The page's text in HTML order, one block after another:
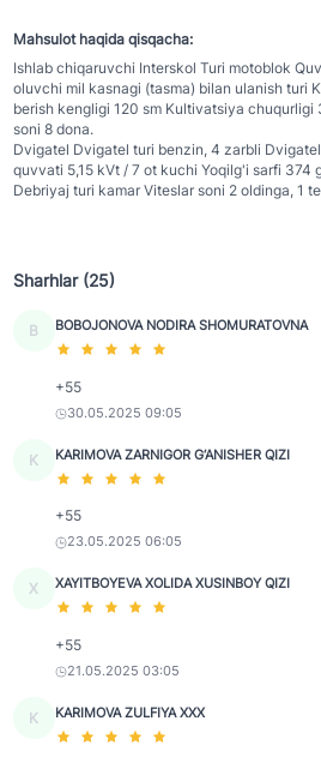
Mahsulot haqida qisqacha:
Ishlab chiqaruvchi Interskol Turi motoblok
oluvchi mil kasnagi (tasma) bilan ulanish turi
berish kengligi 120 sm Kultivatsiya
soni 8 dona.
Dvigatel Dvigatel turi benzin, 4 zarbli
quvvati 5,15 kVt / 7 ot kuchi Yoqilg'i sarfi 374
Debriyaj turi kamar Viteslar soni 2 oldinga, 1
Sharhlar (25)
B BOBOJONOVA NODIRA SHOMURATOVNA
+55
30.05.2025 09:05
K KARIMOVA ZARNIGOR G‘ANISHER QIZI
+55
23.05.2025 06:05
X XAYITBOYEVA XOLIDA XUSINBOY QIZI
+55
21.05.2025 03:05
K KARIMOVA ZULFIYA XXX